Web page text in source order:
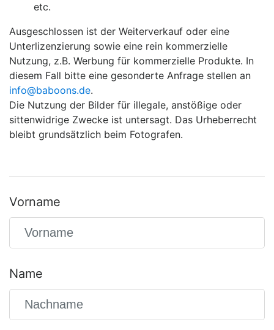
etc.
Ausgeschlossen ist der Weiterverkauf oder eine
Unterlizenzierung sowie eine rein kommerzielle
Nutzung, z.B. Werbung für kommerzielle Produkte. In
diesem Fall bitte eine gesonderte Anfrage stellen an
info@baboons.de.
Die Nutzung der Bilder für illegale, anstößige oder
sittenwidrige Zwecke ist untersagt. Das Urheberrecht
bleibt grundsätzlich beim Fotografen.
Vorname
Name